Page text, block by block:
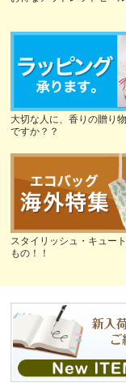
大切な人に、香りの贈り
ですか？？
スタイリッシュ・キュー
もの！！